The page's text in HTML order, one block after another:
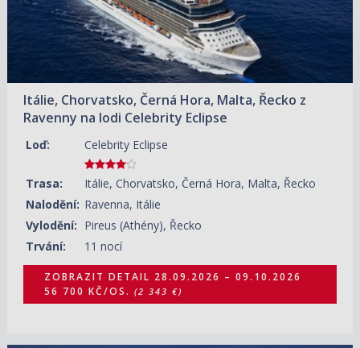
Itálie, Chorvatsko, Černá Hora, Malta, Řecko z
Ravenny na lodi Celebrity Eclipse
Loď: Celebrity Eclipse
Trasa:
Itálie, Chorvatsko, Černá Hora, Malta, Řecko
Nalodění: Ravenna, Itálie
Vylodění: Pireus (Athény), Řecko
Trvání:
11 nocí
ZOBRAZIT DETAIL 28.09.2026 – 09.10.2026
56 700 KČ/OS. (2 343 €)